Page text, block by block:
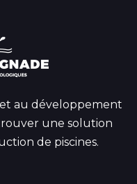
au développement
une solution
de piscines.